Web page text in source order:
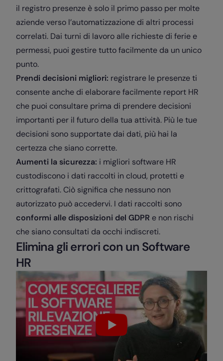
il registro presenze è solo il primo passo per molte
aziende verso l’automatizzazione di altri processi
correlati. Dai turni di lavoro alle richieste di ferie e
permessi, puoi gestire tutto facilmente da un unico
punto.
Prendi decisioni migliori: registrare le presenze ti
consente anche di elaborare facilmente report HR
che puoi consultare prima di prendere decisioni
importanti per il futuro della tua attività. Più le tue
decisioni sono supportate dai dati, più hai la
certezza che siano corrette.
Aumenti la sicurezza: i migliori software HR
custodiscono i dati raccolti in cloud, protetti e
crittografati. Ciò significa che nessuno non
autorizzato può accedervi. I dati raccolti sono
conformi alle disposizioni del GDPR e non rischi
che siano consultati da occhi indiscreti.
Elimina gli errori con un Software
HR